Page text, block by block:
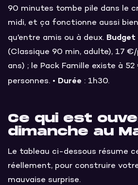
90 minutes tombe pile dans le
midi, et ça fonctionne aussi
qu'entre amis ou à deux. Budget
(Classique 90 min, adulte), 17
ans) ; le Pack Famille existe à
personnes. • Durée : 1h30.
Ce qui est
dimanche au
Le tableau ci-dessous résume
réellement, pour construire
mauvaise surprise.